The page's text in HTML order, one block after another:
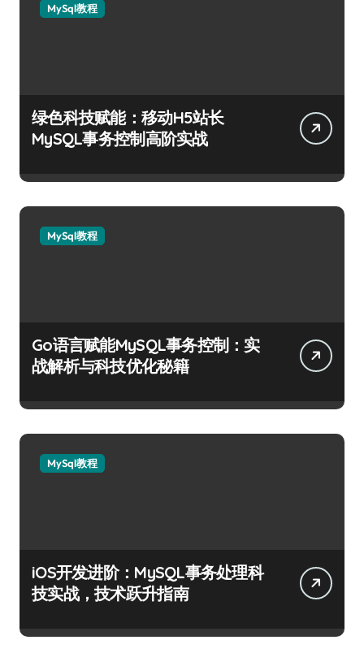
MySql教程
绿色科技赋能：移动H5站长
MySQL事务控制高阶实战
MySql教程
Go语言赋能MySQL事务控制：实
战解析与科技优化秘籍
MySql教程
iOS开发进阶：MySQL事务处理科
技实战，技术跃升指南